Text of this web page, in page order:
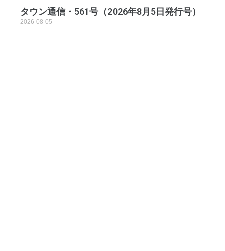
タウン通信・561号（2026年8月5日発行号）
2026-08-05